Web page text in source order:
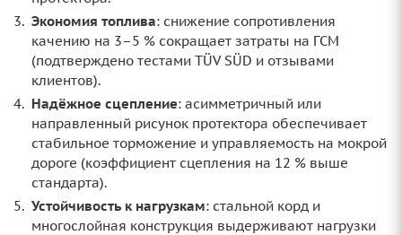
Экономия топлива: снижение сопротивления
качению на 3–5 % сокращает затраты на ГСМ
(подтверждено тестами TÜV SÜD и отзывами
клиентов).
Надёжное сцепление: асимметричный или
направленный рисунок протектора обеспечивает
стабильное торможение и управляемость на мокрой
дороге (коэффициент сцепления на 12 % выше
стандарта).
Устойчивость к нагрузкам: стальной корд и
многослойная конструкция выдерживают нагрузки